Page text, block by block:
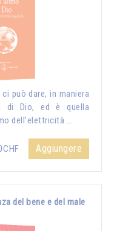
ci può dare, in maniera
di Dio, ed è quella
dell’elettricità …
Aggiungere
del bene e del male